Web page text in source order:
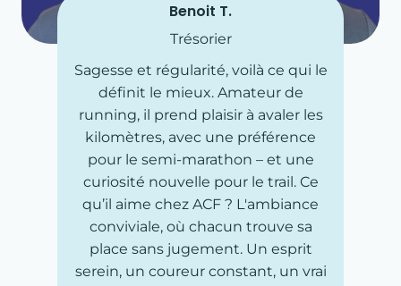
Benoit T.
Trésorier
Sagesse et régularité, voilà ce qui le
définit le mieux. Amateur de
running, il prend plaisir à avaler les
kilomètres, avec une préférence
pour le semi-marathon – et une
curiosité nouvelle pour le trail. Ce
qu’il aime chez ACF ? L'ambiance
conviviale, où chacun trouve sa
place sans jugement. Un esprit
serein, un coureur constant, un vrai